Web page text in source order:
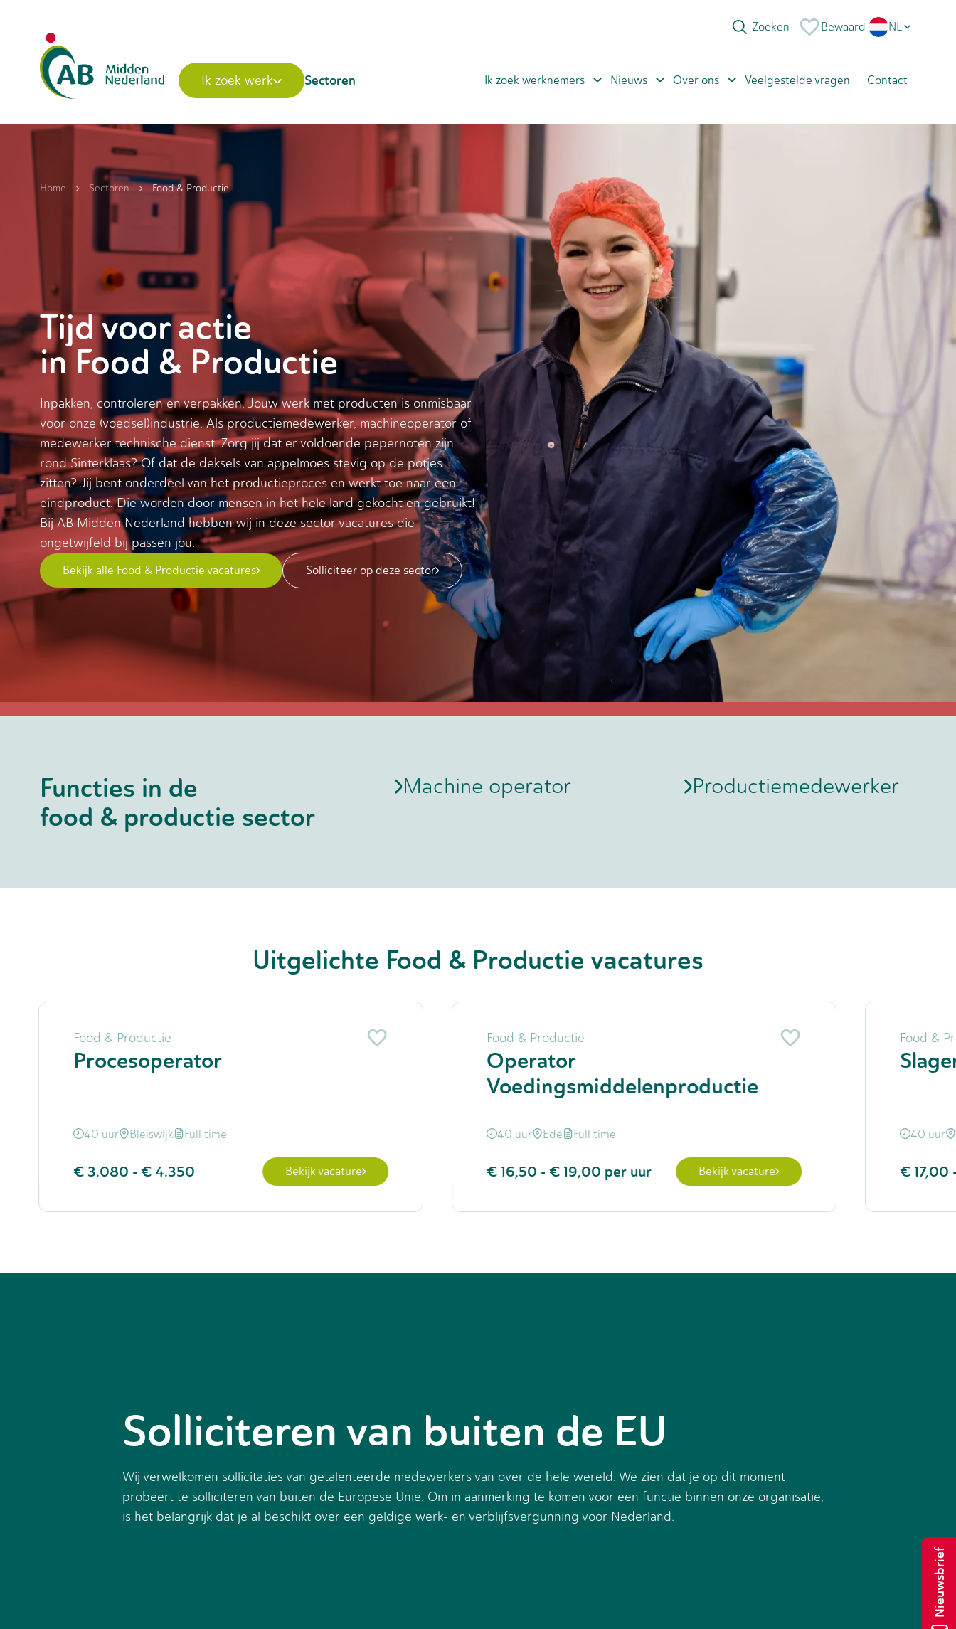
Bewaard NL
PL
Ik zoek werk Sectoren Ik zoek werknemers Nieuws Over ons Veelgestelde vragen Contact
Home Sectoren Food & Productie
Tijd voor actie
in Food & Productie
Inpakken, controleren en verpakken. Jouw werk met producten is onmisbaar
voor onze (voedsel)industrie. Als productiemedewerker, machineoperator of
medewerker technische dienst. Zorg jij dat er voldoende pepernoten zijn
rond Sinterklaas? Of dat de deksels van appelmoes stevig op de potjes
zitten? Jij bent onderdeel van het productieproces en werkt toe naar een
eindproduct. Die worden door mensen in het hele land gekocht en gebruikt!
Bij AB Midden Nederland hebben wij in deze sector vacatures die
ongetwijfeld bij passen jou.
Bekijk alle Food & Productie vacatures Solliciteer op deze sector
Functies in de
food & productie sector
Machine operator Productiemedewerker
Uitgelichte Food & Productie vacatures
Food & Productie
Procesoperator
40 uur Bleiswijk Full time
€ 3.080 - € 4.350 Bekijk vacature
Food & Productie
Operator
Voedingsmiddelenproductie
40 uur Ede Full time
€ 16,50 - € 19,00 per uur Bekijk vacature
Food &
40 uur
€ 17,00
Solliciteren van buiten de EU
Wij verwelkomen sollicitaties van getalenteerde medewerkers van over de hele wereld. We zien dat je op dit moment
probeert te solliciteren van buiten de Europese Unie. Om in aanmerking te komen voor een functie binnen onze organisatie,
is het belangrijk dat je al beschikt over een geldige werk- en verblijfsvergunning voor Nederland.
Nieuwsbrief